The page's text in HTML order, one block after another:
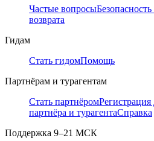
Частые вопросы
возврата
Гидам
Стать гидомПомощь
Партнёрам и турагентам
Стать партнёромРегистрация
партнёра и турагентаСправка
Поддержка 9–21 МСК